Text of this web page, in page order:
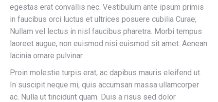
egestas erat convallis nec. Vestibulum ante ipsum primis
in faucibus orci luctus et ultrices posuere cubilia Curae;
Nullam vel lectus in nisl faucibus pharetra. Morbi tempus
laoreet augue, non euismod nisi euismod sit amet. Aenean
lacinia ornare pulvinar.
Proin molestie turpis erat, ac dapibus mauris eleifend ut.
In suscipit neque mi, quis accumsan massa ullamcorper
ac. Nulla ut tincidunt quam. Duis a risus sed dolor